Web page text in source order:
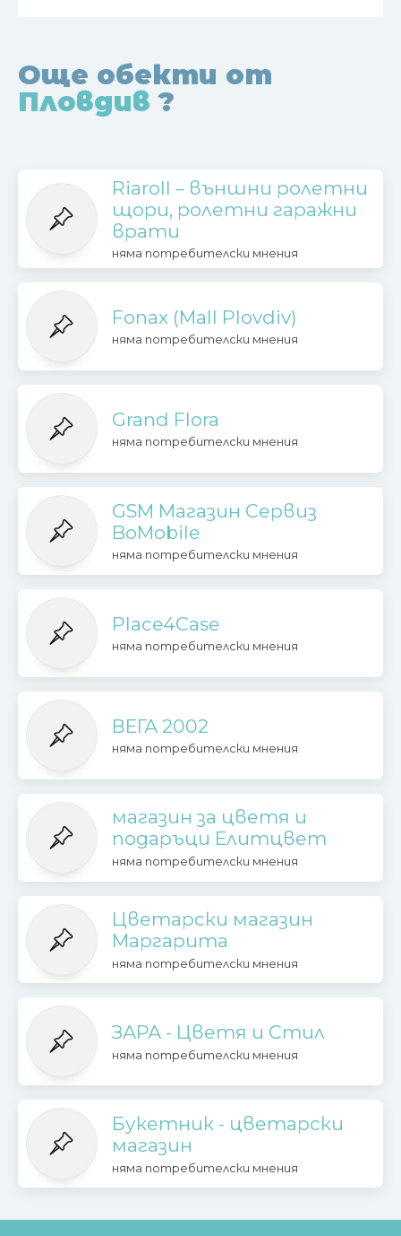
Още обекти от
Пловдив ?
Riaroll – външни ролетни
щори, ролетни гаражни
врати
няма потребителски мнения
Fonax (Mall Plovdiv)
няма потребителски мнения
Grand Flora
няма потребителски мнения
GSM Магазин Сервиз
BoMobile
няма потребителски мнения
Place4Case
няма потребителски мнения
ВЕГА 2002
няма потребителски мнения
магазин за цветя и
подаръци Елитцвет
няма потребителски мнения
Цветарски магазин
Маргарита
няма потребителски мнения
ЗАРА - Цветя и Стил
няма потребителски мнения
Букетник - цветарски
магазин
няма потребителски мнения